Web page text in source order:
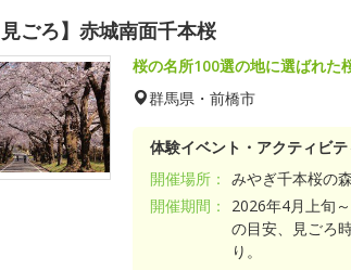
見ごろ】赤城南面千本桜
桜の名所100選の地に選ばれた
群馬県・前橋市
体験イベント・アクティビ
開催場所： みやぎ千本桜の
開催期間：
2026年4月上旬
の目安、見ごろ
り。